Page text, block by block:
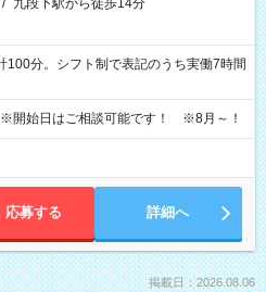
/ 九段下駅から徒歩14分
分。シフト制で表記のうち実働7時間
開始日はご相談可能です！ ※8月～！
応募する 詳細へ
掲載日：2026.08.06